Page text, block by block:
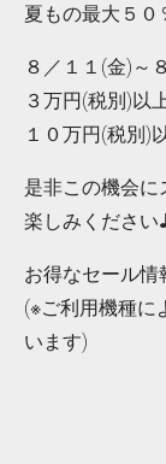
夏もの最大５０
８／１１(金)～
３万円(税別)以
１０万円(税別)
是非この機会
楽しみください
お得なセール情
(※ご利用機種に
います)